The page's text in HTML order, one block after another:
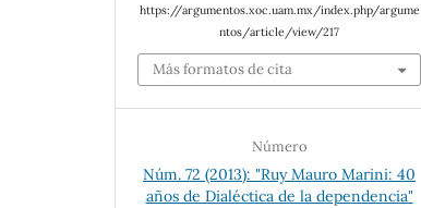
https://argumentos.xoc.uam.mx/index.php/argume
ntos/article/view/217
Más formatos de cita
Número
Núm. 72 (2013): "Ruy Mauro Marini: 40
años de Dialéctica de la dependencia"